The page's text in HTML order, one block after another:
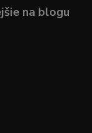
na blogu